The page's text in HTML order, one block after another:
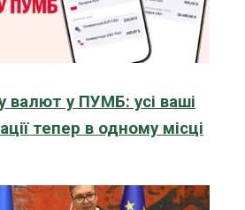
валют у ПУМБ: усі ваші
тепер в одному місці